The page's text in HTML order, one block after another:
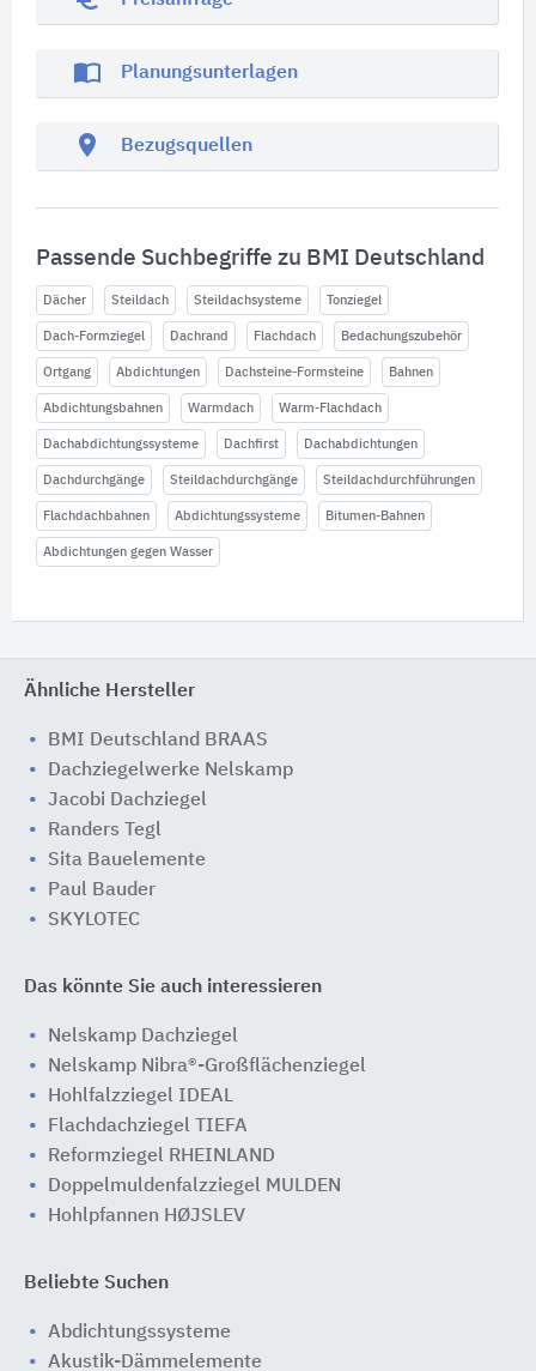
import_contacts Planungsunterlagen
location_on Bezugsquellen
Passende Suchbegriffe zu BMI Deutschland
Dächer Steildach Steildachsysteme Tonziegel
Dach-Formziegel Dachrand Flachdach Bedachungszubehör
Ortgang Abdichtungen Dachsteine-Formsteine Bahnen
Abdichtungsbahnen Warmdach Warm-Flachdach
Dachabdichtungssysteme Dachfirst Dachabdichtungen
Dachdurchgänge Steildachdurchgänge Steildachdurchführungen
Flachdachbahnen Abdichtungssysteme Bitumen-Bahnen
Abdichtungen gegen Wasser
Ähnliche Hersteller
BMI Deutschland BRAAS
Dachziegelwerke Nelskamp
Jacobi Dachziegel
Randers Tegl
Sita Bauelemente
Paul Bauder
SKYLOTEC
Das könnte Sie auch interessieren
Nelskamp Dachziegel
Nelskamp Nibra®-Großflächenziegel
Hohlfalzziegel IDEAL
Flachdachziegel TIEFA
Reformziegel RHEINLAND
Doppelmuldenfalzziegel MULDEN
Hohlpfannen HØJSLEV
Beliebte Suchen
Abdichtungssysteme
Akustik-Dämmelemente